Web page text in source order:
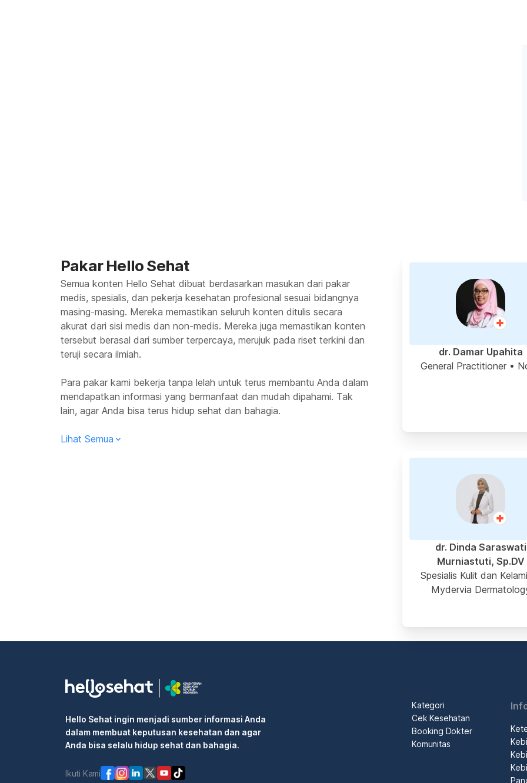
Pakar Hello Sehat
Semua konten Hello Sehat dibuat berdasarkan masukan dari pakar
medis, spesialis, dan pekerja kesehatan profesional sesuai bidangnya
masing-masing. Mereka memastikan seluruh konten ditulis secara
akurat dari sisi medis dan non-medis. Mereka juga memastikan konten
tersebut berasal dari sumber terpercaya, merujuk pada riset terkini dan
teruji secara ilmiah.
Para pakar kami bekerja tanpa lelah untuk terus membantu Anda dalam
mendapatkan informasi yang bermanfaat dan mudah dipahami. Tak
lain, agar Anda bisa terus hidup sehat dan bahagia.
Lihat Semua
dr. Damar Upahita
General Practitioner•
dr. Dinda Saraswati
Murniastuti, Sp.DV
Spesialis Kulit dan
Mydervia
Hello Sehat ingin menjadi sumber informasi Anda
dalam membuat keputusan kesehatan dan agar
Anda bisa selalu hidup sehat dan bahagia.
Ikuti Kami
Kategori
Cek Kesehatan
Booking Dokter
Komunitas